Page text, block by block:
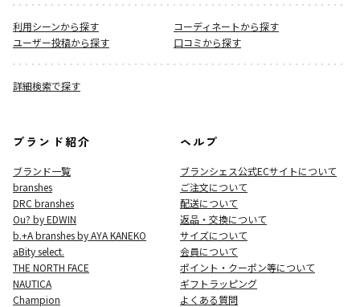
利用シーンから探す
コーディネートから探す
ユーザー投稿から探す
口コミから探す
詳細検索で探す
ブランド紹介
ブランド一覧
branshes
DRC branshes
Ou? by EDWIN
b.+A branshes by AYA KANEKO
aBity select.
THE NORTH FACE
NAUTICA
Champion
ヘルプ
ブランシェス公式ECサイトについて
ご注文について
配送について
返品・交換について
サイズについて
会員について
ポイント・クーポン等について
ギフトラッピング
よくある質問